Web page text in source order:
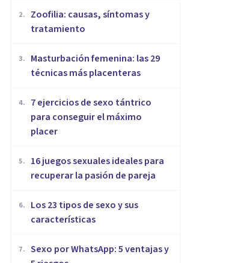
2.
Zoofilia: causas, síntomas y
tratamiento
3.
Masturbación femenina: las 29
técnicas más placenteras
4.
7 ejercicios de sexo tántrico
para conseguir el máximo
placer
5.
16 juegos sexuales ideales para
recuperar la pasión de pareja
6.
Los 23 tipos de sexo y sus
características
7. Sexo por WhatsApp: 5 ventajas y